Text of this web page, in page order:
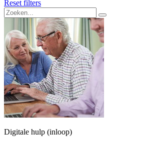
Reset filters
Digitale hulp (inloop)